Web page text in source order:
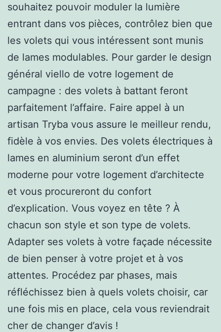
souhaitez pouvoir moduler la lumière
entrant dans vos pièces, contrôlez bien que
les volets qui vous intéressent sont munis
de lames modulables. Pour garder le design
général viello de votre logement de
campagne : des volets à battant feront
parfaitement l’affaire. Faire appel à un
artisan Tryba vous assure le meilleur rendu,
fidèle à vos envies. Des volets électriques à
lames en aluminium seront d’un effet
moderne pour votre logement d’architecte
et vous procureront du confort
d’explication. Vous voyez en tête ? À
chacun son style et son type de volets.
Adapter ses volets à votre façade nécessite
de bien penser à votre projet et à vos
attentes. Procédez par phases, mais
réfléchissez bien à quels volets choisir, car
une fois mis en place, cela vous reviendrait
cher de changer d’avis !